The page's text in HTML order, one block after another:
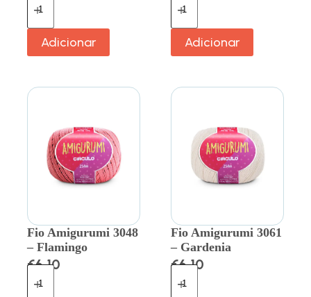
Adicionar Adicionar
Fio Amigurumi 3048
– Flamingo
€6.10
Fio Amigurumi 3061
– Gardenia
€6.10